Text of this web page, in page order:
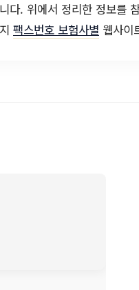
다. 위에서 정리한 정보를
팩스번호 보험사별 웹사이